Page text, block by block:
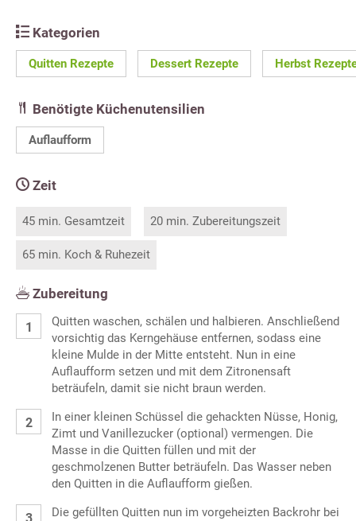
Kategorien
Quitten Rezepte Dessert Rezepte Herbst
Benötigte Küchenutensilien
Auflaufform
Zeit
45 min. Gesamtzeit 20 min. Zubereitungszeit
65 min. Koch & Ruhezeit
Zubereitung
Quitten waschen, schälen und halbieren. Anschließend
vorsichtig das Kerngehäuse entfernen, sodass eine
kleine Mulde in der Mitte entsteht. Nun in eine
Auflaufform setzen und mit dem Zitronensaft
beträufeln, damit sie nicht braun werden.
In einer kleinen Schüssel die gehackten Nüsse, Honig,
Zimt und Vanillezucker (optional) vermengen. Die
Masse in die Quitten füllen und mit der
geschmolzenen Butter beträufeln. Das Wasser neben
den Quitten in die Auflaufform gießen.
Die gefüllten Quitten nun im vorgeheizten Backrohr bei